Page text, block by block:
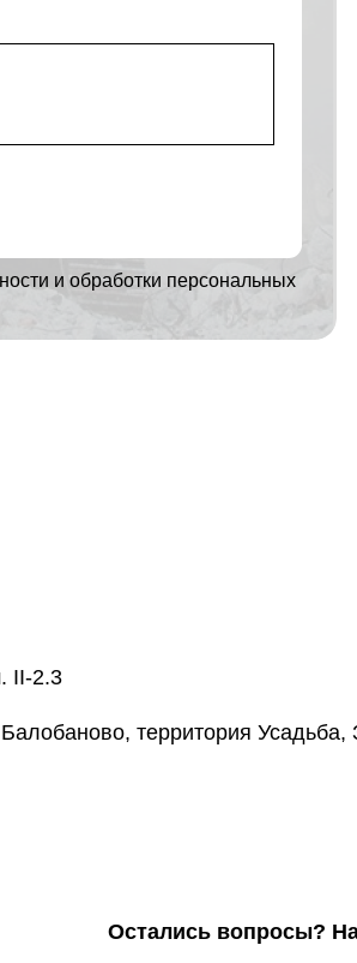
и обработки персональных
II-2.3
территория
Остались вопросы?